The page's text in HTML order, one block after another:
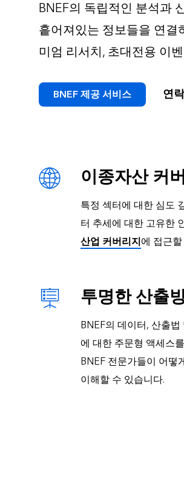
BNEF의 독립적인 분석과
흩어져있는 정보들을 연결
미엄 리서치, 초대전용 이
BNEF 제공 서비스 연
이종자산 커
특정 섹터에 대한 심도
터 추세에 대한 고유한
산업 커버리지에 접근
투명한 산출
BNEF의 데이터, 산출
에 대한 주문형 액세스
BNEF 전문가들이 어떻
이해할 수 있습니다.